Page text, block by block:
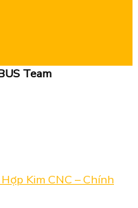
Team
Kim CNC – Chính